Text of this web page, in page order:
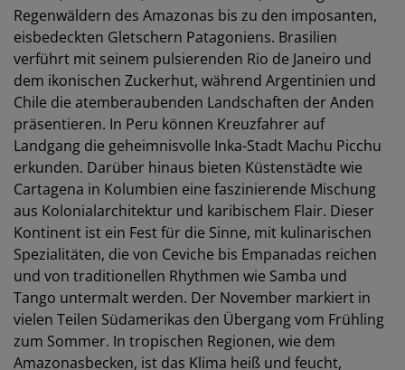
Regenwäldern des Amazonas bis zu den imposanten,
eisbedeckten Gletschern Patagoniens. Brasilien
verführt mit seinem pulsierenden Rio de Janeiro und
dem ikonischen Zuckerhut, während Argentinien und
Chile die atemberaubenden Landschaften der Anden
präsentieren. In Peru können Kreuzfahrer auf
Landgang die geheimnisvolle Inka-Stadt Machu Picchu
erkunden. Darüber hinaus bieten Küstenstädte wie
Cartagena in Kolumbien eine faszinierende Mischung
aus Kolonialarchitektur und karibischem Flair. Dieser
Kontinent ist ein Fest für die Sinne, mit kulinarischen
Spezialitäten, die von Ceviche bis Empanadas reichen
und von traditionellen Rhythmen wie Samba und
Tango untermalt werden. Der November markiert in
vielen Teilen Südamerikas den Übergang vom Frühling
zum Sommer. In tropischen Regionen, wie dem
Amazonasbecken, ist das Klima heiß und feucht,